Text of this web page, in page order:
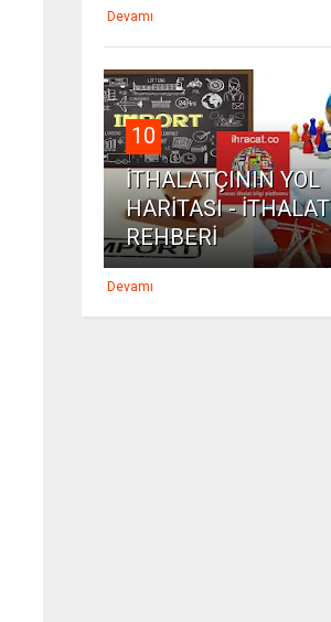
Devamı
10
İTHALATÇININ YOL
HARİTASI - İTHALAT
REHBERİ
Devamı